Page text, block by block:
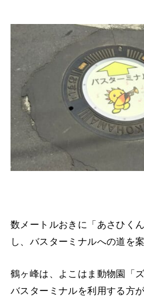
数メートルおきに「あさひく
し、バスターミナルへの道を
鶴ヶ峰は、よこはま動物園「
バスターミナルを利用する方が